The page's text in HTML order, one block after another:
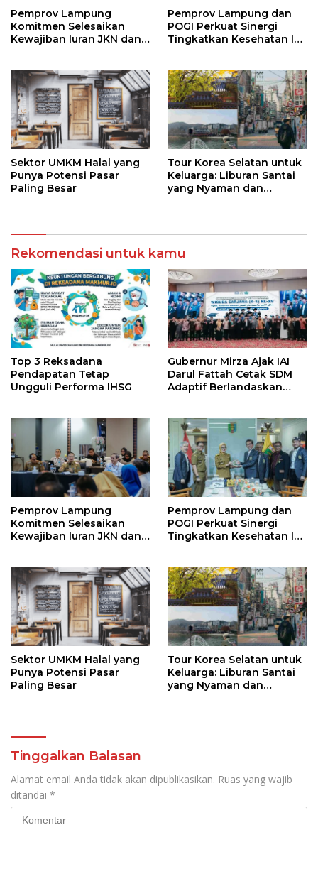
Pemprov Lampung
Komitmen Selesaikan
Kewajiban Iuran JKN dan
Kesehatan
Pemprov Lampung dan
POGI Perkuat Sinergi
Tingkatkan Kesehatan Ibu
Sektor UMKM Halal yang
Punya Potensi Pasar
Paling Besar
Tour Korea Selatan untuk
Keluarga: Liburan Santai
yang Nyaman dan
Rekomendasi untuk kamu
Top 3 Reksadana
Pendapatan Tetap
Ungguli Performa IHSG
Gubernur Mirza Ajak IAI
Darul Fattah Cetak SDM
Adaptif Berlandaskan
Pemprov Lampung
Komitmen Selesaikan
Kewajiban Iuran JKN dan
Kesehatan
Pemprov Lampung dan
POGI Perkuat Sinergi
Tingkatkan Kesehatan Ibu
Sektor UMKM Halal yang
Punya Potensi Pasar
Paling Besar
Tour Korea Selatan untuk
Keluarga: Liburan Santai
yang Nyaman dan
Tinggalkan Balasan
Alamat email Anda tidak akan dipublikasikan. Ruas yang wajib
ditandai *